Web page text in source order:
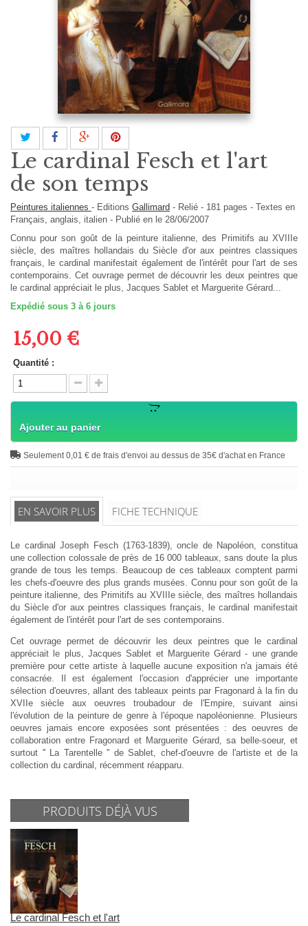
Le cardinal Fesch et l'art
de son temps
Peintures italiennes - Editions Gallimard - Relié - 181 pages - Textes en
Français, anglais, italien - Publié en le 28/06/2007
Connu pour son goût de la peinture italienne, des Primitifs au XVIIIe
siècle, des maîtres hollandais du Siècle d'or aux peintres classiques
français, le cardinal manifestait également de l'intérêt pour l'art de ses
contemporains. Cet ouvrage permet de découvrir les deux peintres que
le cardinal appréciait le plus, Jacques Sablet et Marguerite Gérard...
Expédié sous 3 à 6 jours
15,00 €
Quantité :
Ajouter au panier
Seulement 0,01 € de frais d'envoi au dessus de 35€ d'achat en France
EN SAVOIR PLUS FICHE TECHNIQUE
Le cardinal Joseph Fesch (1763-1839), oncle de Napoléon, constitua
une collection colossale de près de 16 000 tableaux, sans doute la plus
grande de tous les temps. Beaucoup de ces tableaux comptent parmi
les chefs-d'oeuvre des plus grands musées. Connu pour son goût de la
peinture italienne, des Primitifs au XVIIIe siècle, des maîtres hollandais
du Siècle d'or aux peintres classiques français, le cardinal manifestait
également de l'intérêt pour l'art de ses contemporains.
Cet ouvrage permet de découvrir les deux peintres que le cardinal
appréciait le plus, Jacques Sablet et Marguerite Gérard - une grande
première pour cette artiste à laquelle aucune exposition n'a jamais été
consacrée. Il est également l'occasion d'apprécier une importante
sélection d'oeuvres, allant des tableaux peints par Fragonard à la fin du
XVIIe siècle aux oeuvres troubadour de l'Empire, suivant ainsi
l'évolution de la peinture de genre à l'époque napoléonienne. Plusieurs
oeuvres jamais encore exposées sont présentées : des oeuvres de
collaboration entre Fragonard et Marguerite Gérard, sa belle-soeur, et
surtout '' La Tarentelle '' de Sablet, chef-d'oeuvre de l'artiste et de la
collection du cardinal, récemment réapparu.
PRODUITS DÉJÀ VUS
Le cardinal Fesch et l'art